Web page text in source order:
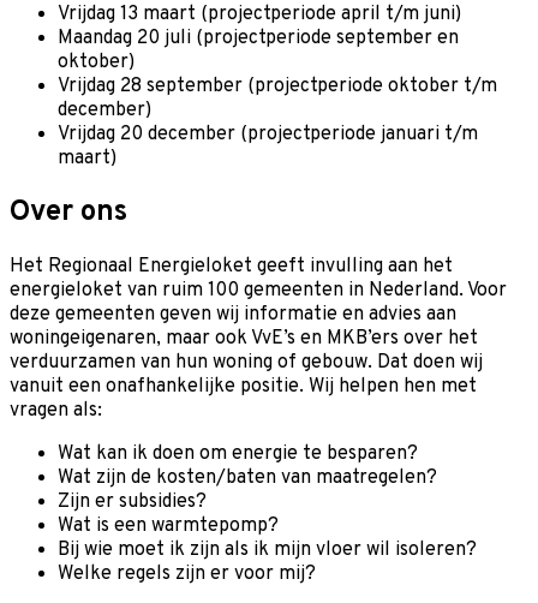
Vrijdag 13 maart (projectperiode april t/m juni)
Maandag 20 juli (projectperiode september en
oktober)
Vrijdag 28 september (projectperiode oktober t/m
december)
Vrijdag 20 december (projectperiode januari t/m
maart)
Over ons
Het Regionaal Energieloket geeft invulling aan het
energieloket van ruim 100 gemeenten in Nederland. Voor
deze gemeenten geven wij informatie en advies aan
woningeigenaren, maar ook VvE’s en MKB’ers over het
verduurzamen van hun woning of gebouw. Dat doen wij
vanuit een onafhankelijke positie. Wij helpen hen met
vragen als:
Wat kan ik doen om energie te besparen?
Wat zijn de kosten/baten van maatregelen?
Zijn er subsidies?
Wat is een warmtepomp?
Bij wie moet ik zijn als ik mijn vloer wil isoleren?
Welke regels zijn er voor mij?